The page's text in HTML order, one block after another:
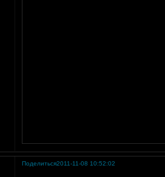
Поделиться2011-11-08 10:52:02